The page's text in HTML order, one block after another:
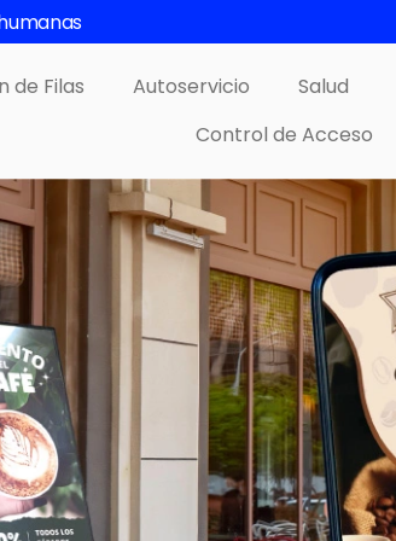
de Filas Autoservicio Salud
Control de Acceso